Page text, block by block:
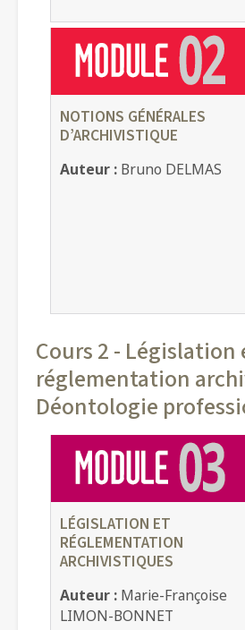
NOTIONS GÉNÉRALES
D’ARCHIVISTIQUE
Auteur : Bruno DELMAS
Cours 2 - Législation
réglementation
Déontologie
LÉGISLATION ET
RÉGLEMENTATION
ARCHIVISTIQUES
Auteur : Marie-Françoise
LIMON-BONNET